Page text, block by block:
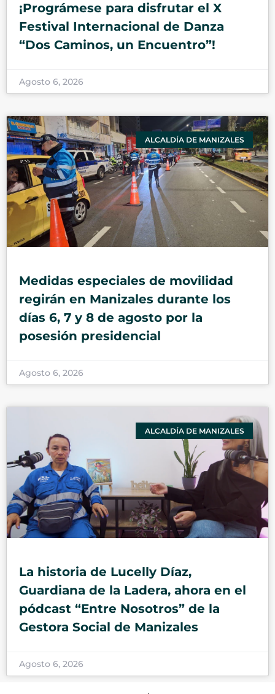
¡Prográmese para disfrutar el X
Festival Internacional de Danza
“Dos Caminos, un Encuentro”!
Agosto 6, 2026
ALCALDÍA DE MANIZALES
Medidas especiales de movilidad
regirán en Manizales durante los
días 6, 7 y 8 de agosto por la
posesión presidencial
Agosto 6, 2026
ALCALDÍA DE MANIZALES
La historia de Lucelly Díaz,
Guardiana de la Ladera, ahora en el
pódcast “Entre Nosotros” de la
Gestora Social de Manizales
Agosto 6, 2026